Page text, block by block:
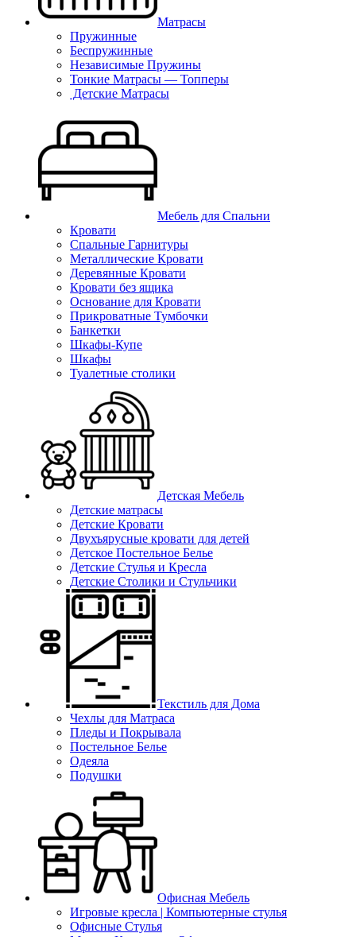
Матрасы
Пружинные
Беспружинные
Независимые Пружины
Тонкие Матрасы — Топперы
Детские Матрасы
Мебель для Спальни
Кровати
Спальные Гарнитуры
Металлические Кровати
Деревянные Кровати
Кровати без ящика
Основание для Кровати
Прикроватные Тумбочки
Банкетки
Шкафы-Купе
Шкафы
Туалетные столики
Детская Мебель
Детские матрасы
Детские Кровати
Двухъярусные кровати для детей
Детское Постельное Белье
Детские Стулья и Кресла
Детские Столики и Стульчики
Текстиль для Дома
Чехлы для Матраса
Пледы и Покрывала
Постельное Белье
Одеяла
Подушки
Офисная Мебель
Игровые кресла | Компьютерные стулья
Офисные Стулья